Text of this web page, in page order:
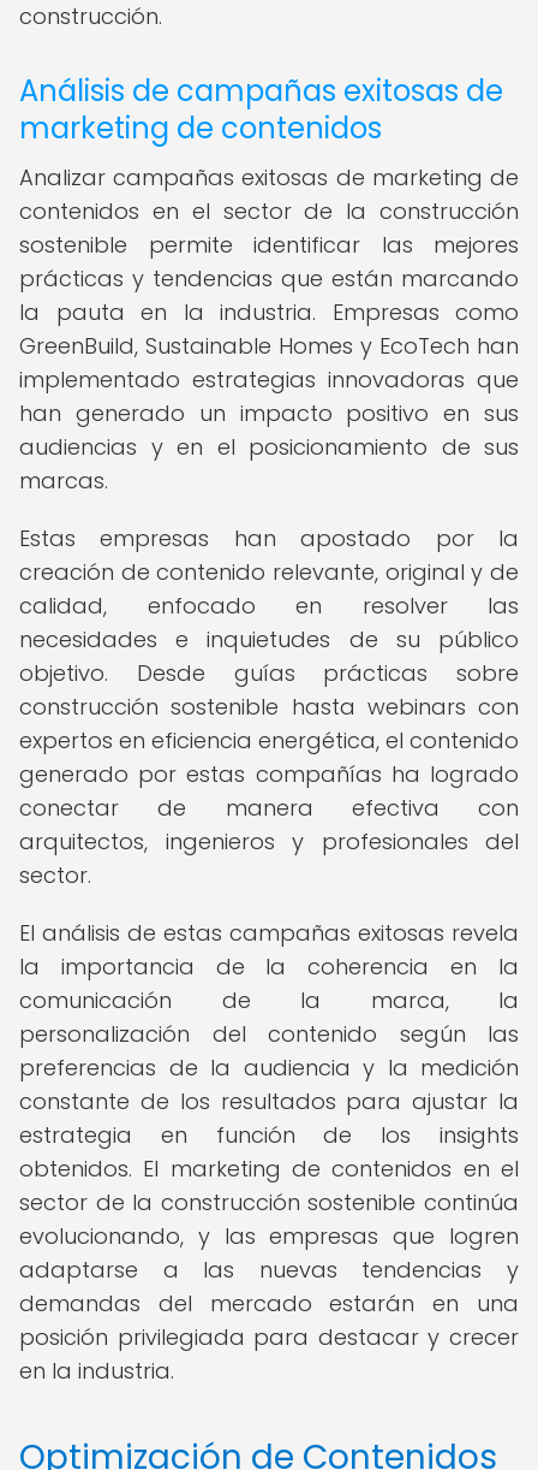
construcción.
Análisis de campañas exitosas de
marketing de contenidos
Analizar campañas exitosas de marketing de
contenidos en el sector de la construcción
sostenible permite identificar las mejores
prácticas y tendencias que están marcando
la pauta en la industria. Empresas como
GreenBuild, Sustainable Homes y EcoTech han
implementado estrategias innovadoras que
han generado un impacto positivo en sus
audiencias y en el posicionamiento de sus
marcas.
Estas empresas han apostado por la
creación de contenido relevante, original y de
calidad, enfocado en resolver las
necesidades e inquietudes de su público
objetivo. Desde guías prácticas sobre
construcción sostenible hasta webinars con
expertos en eficiencia energética, el contenido
generado por estas compañías ha logrado
conectar de manera efectiva con
arquitectos, ingenieros y profesionales del
sector.
El análisis de estas campañas exitosas revela
la importancia de la coherencia en la
comunicación de la marca, la
personalización del contenido según las
preferencias de la audiencia y la medición
constante de los resultados para ajustar la
estrategia en función de los insights
obtenidos. El marketing de contenidos en el
sector de la construcción sostenible continúa
evolucionando, y las empresas que logren
adaptarse a las nuevas tendencias y
demandas del mercado estarán en una
posición privilegiada para destacar y crecer
en la industria.
Optimización de Contenidos